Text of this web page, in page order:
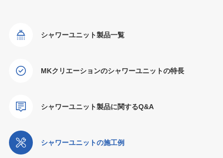
シャワーユニット製品一覧
MKクリエーションのシャワーユニットの特長
シャワーユニット製品に関するQ&A
シャワーユニットの施工例